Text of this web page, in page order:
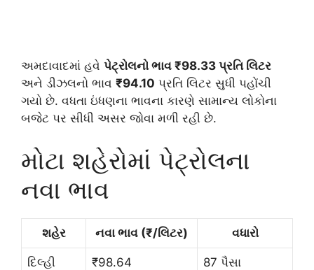
અમદાવાદમાં હવે પેટ્રોલનો ભાવ ₹98.33 પ્રતિ લિટર
અને ડીઝલનો ભાવ ₹94.10 પ્રતિ લિટર સુધી પહોંચી
ગયો છે. વધતા ઇંધણના ભાવના કારણે સામાન્ય લોકોના
બજેટ પર સીધી અસર જોવા મળી રહી છે.
મોટા શહેરોમાં પેટ્રોલના
નવા ભાવ
શહેર નવા ભાવ (₹/લિટર) વધારો
દિલ્હી ₹98.64 87 પૈસા